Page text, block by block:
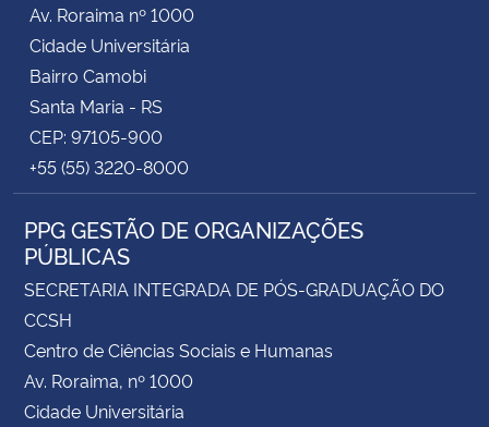
Av. Roraima nº 1000
Cidade Universitária
Bairro Camobi
Santa Maria - RS
CEP: 97105-900
+55 (55) 3220-8000
PPG GESTÃO DE ORGANIZAÇÕES
PÚBLICAS
SECRETARIA INTEGRADA DE PÓS-GRADUAÇÃO DO
CCSH
Centro de Ciências Sociais e Humanas
Av. Roraima, nº 1000
Cidade Universitária